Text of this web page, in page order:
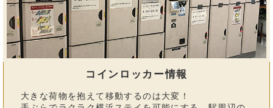
コインロッカー情報
大きな荷物を抱えて移動するのは大変！